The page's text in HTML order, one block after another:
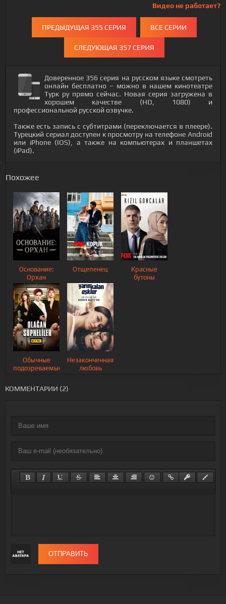
Видео не работает?
ПРЕДЫДУЩАЯ 355 СЕРИЯ ВСЕ СЕРИИ
СЛЕДУЮЩАЯ 357 СЕРИЯ
Доверенное 356 серия на русском языке смотреть
онлайн бесплатно – можно в нашем кинотеатре
Турк ру прямо сейчас. Новая серия загружена в
хорошем качестве (HD, 1080) и
профессиональной русской озвучке.
Также есть запись с субтитрами (переключается в плеере).
Турецкий сериал доступен к просмотру на телефоне Android
или iPhone (IOS), а также на компьютерах и планшетах
(iPad).
Похожее
Основание:
Орхан
Отщепенец
Красные
бутоны
Обычные
подозреваемые
Незаконченная
любовь
КОММЕНТАРИИ (2)
ОТПРАВИТЬ